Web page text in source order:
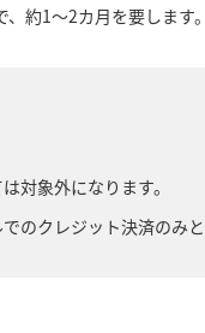
約1～2カ月を要します。
対象外になります。
のクレジット決済のみ